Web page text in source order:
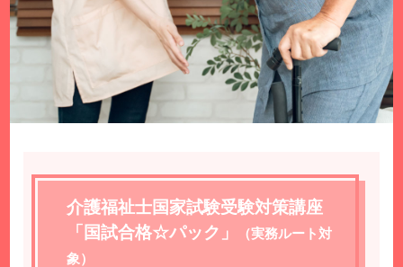
介護福祉士国家試験受験対策講座
「国試合格☆パック」
（実務ルート対
象）